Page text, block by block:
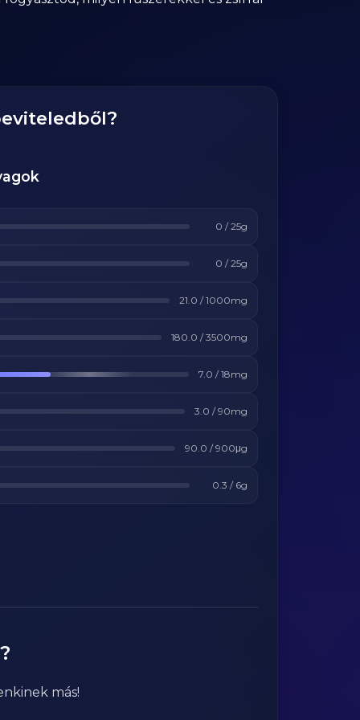
0 /25g
0 /25g
21.0 /1000mg
180.0 /3500mg
7.0 /18mg
3.0 /90mg
90.0 /900μg
0.3 / 6g
más!